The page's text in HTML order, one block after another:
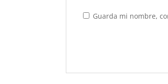
Guarda mi nombre,